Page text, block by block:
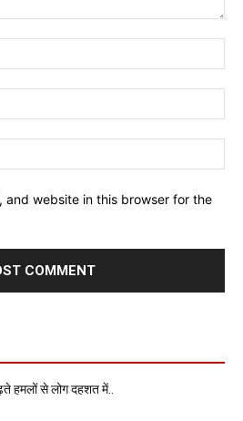
and website in this browser for the
हमलों से लोग दहशत में..